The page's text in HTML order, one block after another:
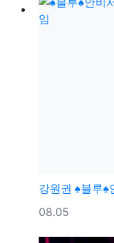
강원권 ♠블루♠
등록일
08.05